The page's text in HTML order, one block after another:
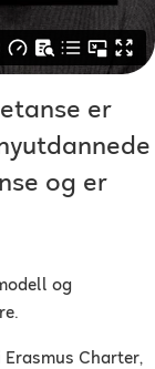
er
og er
og
Charter,